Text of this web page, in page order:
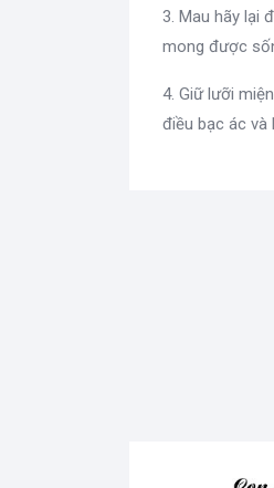
3. Mau hãy lại
mong được
4. Giữ lưỡi
điều bạc ác và